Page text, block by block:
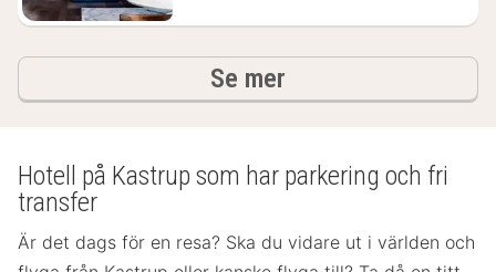
Se mer
Hotell på Kastrup som har parkering och fri
transfer
Är det dags för en resa? Ska du vidare ut i världen och